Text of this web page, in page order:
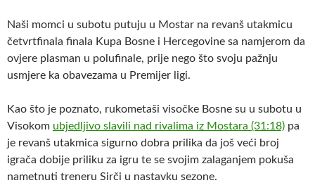
Naši momci u subotu putuju u Mostar na revanš utakmicu
četvrtfinala finala Kupa Bosne i Hercegovine sa namjerom da
ovjere plasman u polufinale, prije nego što svoju pažnju
usmjere ka obavezama u Premijer ligi.
Kao što je poznato, rukometaši visočke Bosne su u subotu u
Visokom ubjedljivo slavili nad rivalima iz Mostara (31:18) pa
je revanš utakmica sigurno dobra prilika da još veći broj
igrača dobije priliku za igru te se svojim zalaganjem pokuša
nametnuti treneru Sirči u nastavku sezone.